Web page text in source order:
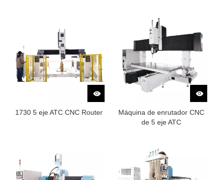
1730 5 eje ATC CNC Router
Máquina de enrutador CNC
de 5 eje ATC